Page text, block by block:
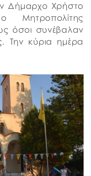
Δήμαρχο Χρήστο
όσοι συνέβαλαν
Την κύρια ημέρα